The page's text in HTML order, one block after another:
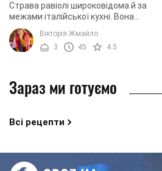
Страва равіолі широковідома й за
межами італійської кухні. Вона
чимось схожа на наші вареники або
пельмені. Але якщо традиційною
начинкою для нас є ...
Вікторія Жмайло
3
45 4.5
Зараз ми готуємо
Всі рецепти